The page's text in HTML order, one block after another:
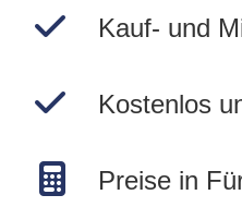
Kauf- und
Kostenlos
Preise in